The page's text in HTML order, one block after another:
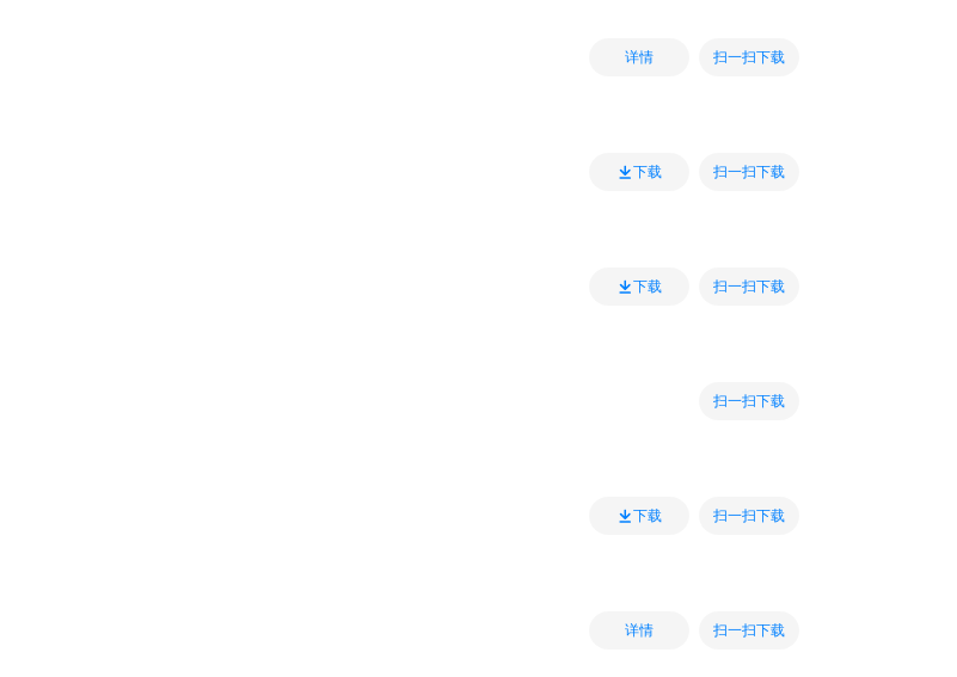
详情 扫一扫下载
下载 扫一扫下载
下载 扫一扫下载
扫一扫下载
下载 扫一扫下载
详情 扫一扫下载